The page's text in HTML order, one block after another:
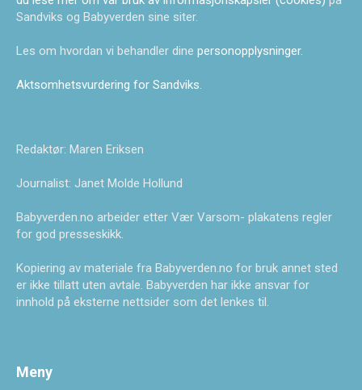
Sandviks og Babyverden sine siter.
Les om hvordan vi behandler dine personopplysninger.
Aktsomhetsvurdering for Sandviks.
Redaktør: Maren Eriksen
Journalist: Janet Molde Hollund
Babyverden.no arbeider etter Vær Varsom- plakatens regler
for god presseskikk.
Kopiering av materiale fra Babyverden.no for bruk annet sted
er ikke tillatt uten avtale. Babyverden har ikke ansvar for
innhold på eksterne nettsider som det lenkes til.
Meny